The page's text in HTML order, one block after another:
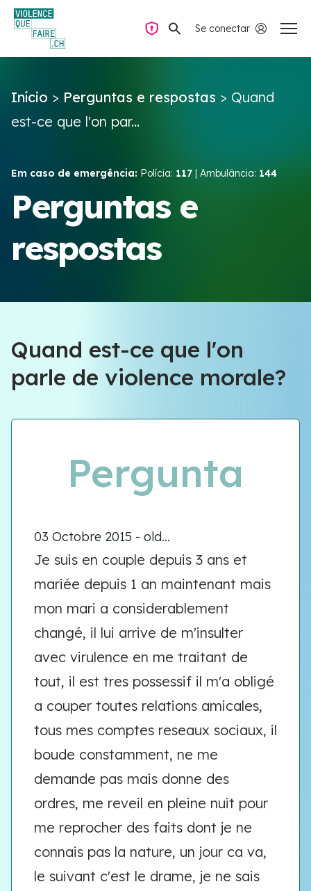
Se conectar
Perguntas e respostas
Violência no casal
Recursos e campanhas
Équipe VIOLENCE QUE FAIRE
Meet our team
Navegação privada
Início > Perguntas e respostas > Quand
est-ce que l'on par...
Em caso de emergência: Polícia: 117 | Ambulância: 144
Perguntas e
respostas
Quand est-ce que l'on
parle de violence morale?
Pergunta
03 Octobre 2015 - old...
Je suis en couple depuis 3 ans et
mariée depuis 1 an maintenant mais
mon mari a considerablement
changé, il lui arrive de m'insulter
avec virulence en me traitant de
tout, il est tres possessif il m'a obligé
a couper toutes relations amicales,
tous mes comptes reseaux sociaux, il
boude constamment, ne me
demande pas mais donne des
ordres, me reveil en pleine nuit pour
me reprocher des faits dont je ne
connais pas la nature, un jour ca va,
le suivant c'est le drame, je ne sais